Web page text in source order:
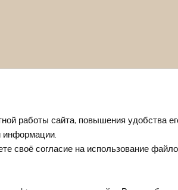
Евпатории
работы сайта, повышения удобства
информации.
своё согласие на использование